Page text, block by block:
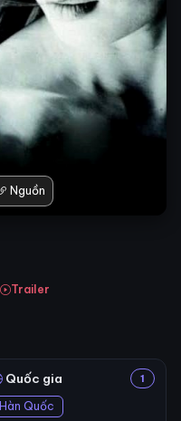
Nguồn
Trailer
Quốc gia 1
Hàn Quốc